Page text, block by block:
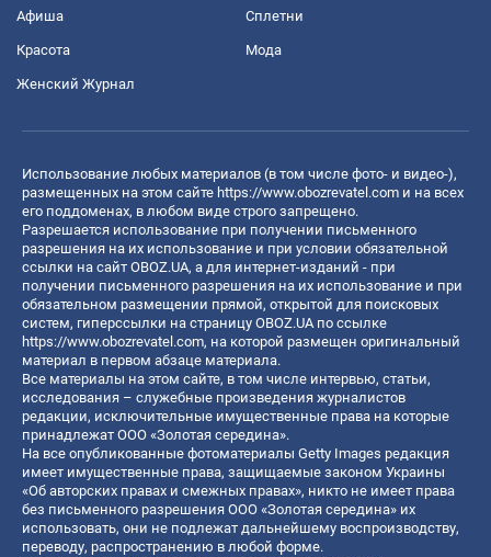
Афиша Сплетни
Красота Мода
Женский Журнал
Использование любых материалов (в том числе фото- и видео-),
размещенных на этом сайте https://www.obozrevatel.com и на всех
его поддоменах, в любом виде строго запрещено.
Разрешается использование при получении письменного
разрешения на их использование и при условии обязательной
ссылки на сайт OBOZ.UA, а для интернет-изданий - при
получении письменного разрешения на их использование и при
обязательном размещении прямой, открытой для поисковых
систем, гиперссылки на страницу OBOZ.UA по ссылке
https://www.obozrevatel.com, на которой размещен оригинальный
материал в первом абзаце материала.
Все материалы на этом сайте, в том числе интервью, статьи,
исследования – служебные произведения журналистов
редакции, исключительные имущественные права на которые
принадлежат ООО «Золотая середина».
На все опубликованные фотоматериалы Getty Images редакция
имеет имущественные права, защищаемые законом Украины
«Об авторских правах и смежных правах», никто не имеет права
без письменного разрешения ООО «Золотая середина» их
использовать, они не подлежат дальнейшему воспроизводству,
переводу, распространению в любой форме.